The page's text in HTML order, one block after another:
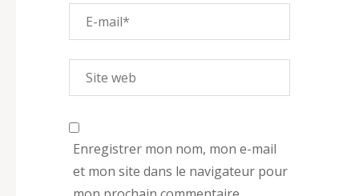
Enregistrer mon nom, mon e-mail
et mon site dans le navigateur pour